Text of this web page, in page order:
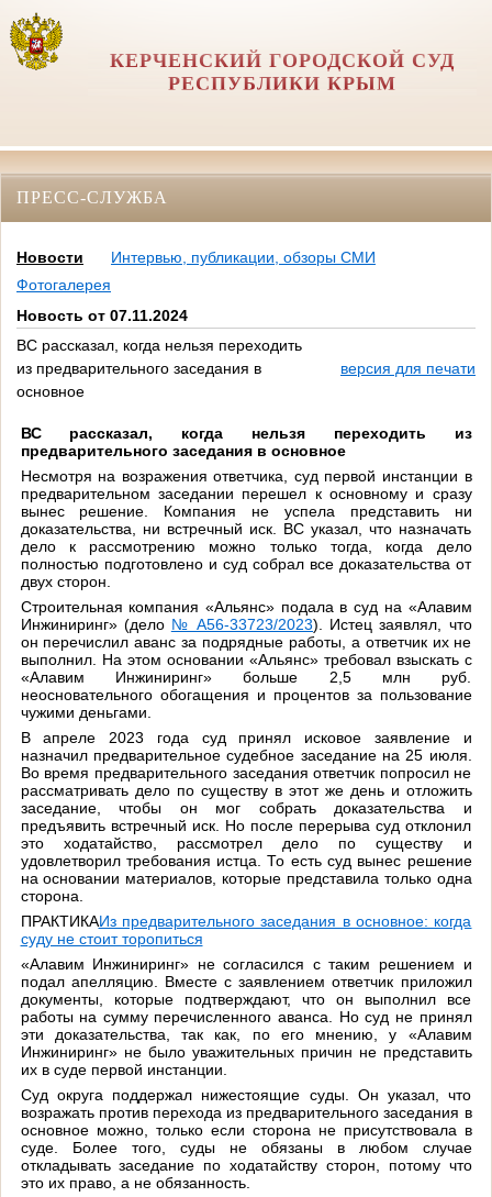
КЕРЧЕНСКИЙ ГОРОДСКОЙ СУД
РЕСПУБЛИКИ КРЫМ
ПРЕСС-СЛУЖБА
Новости
Интервью, публикации, обзоры СМИ
Фотогалерея
Новость от 07.11.2024
ВС рассказал, когда нельзя переходить
из предварительного заседания в
основное
версия для печати
ВС рассказал, когда нельзя переходить из
предварительного заседания в основное
Несмотря на возражения ответчика, суд первой инстанции в
предварительном заседании перешел к основному и сразу
вынес решение. Компания не успела представить ни
доказательства, ни встречный иск. ВС указал, что назначать
дело к рассмотрению можно только тогда, когда дело
полностью подготовлено и суд собрал все доказательства от
двух сторон.
Строительная компания «Альянс» подала в суд на «Алавим
Инжиниринг» (дело № А56-33723/2023). Истец заявлял, что
он перечислил аванс за подрядные работы, а ответчик их не
выполнил. На этом основании «Альянс» требовал взыскать с
«Алавим Инжиниринг» больше 2,5 млн руб.
неосновательного обогащения и процентов за пользование
чужими деньгами.
В апреле 2023 года суд принял исковое заявление и
назначил предварительное судебное заседание на 25 июля.
Во время предварительного заседания ответчик попросил не
рассматривать дело по существу в этот же день и отложить
заседание, чтобы он мог собрать доказательства и
предъявить встречный иск. Но после перерыва суд отклонил
это ходатайство, рассмотрел дело по существу и
удовлетворил требования истца. То есть суд вынес решение
на основании материалов, которые представила только одна
сторона.
ПРАКТИКАИз предварительного заседания в основное: когда
суду не стоит торопиться
«Алавим Инжиниринг» не согласился с таким решением и
подал апелляцию. Вместе с заявлением ответчик приложил
документы, которые подтверждают, что он выполнил все
работы на сумму перечисленного аванса. Но суд не принял
эти доказательства, так как, по его мнению, у «Алавим
Инжиниринг» не было уважительных причин не представить
их в суде первой инстанции.
Суд округа поддержал нижестоящие суды. Он указал, что
возражать против перехода из предварительного заседания в
основное можно, только если сторона не присутствовала в
суде. Более того, суды не обязаны в любом случае
откладывать заседание по ходатайству сторон, потому что
это их право, а не обязанность.